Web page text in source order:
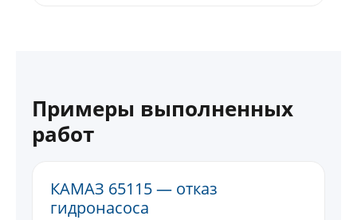
Примеры выполненных
работ
КАМАЗ 65115 — отказ
гидронасоса